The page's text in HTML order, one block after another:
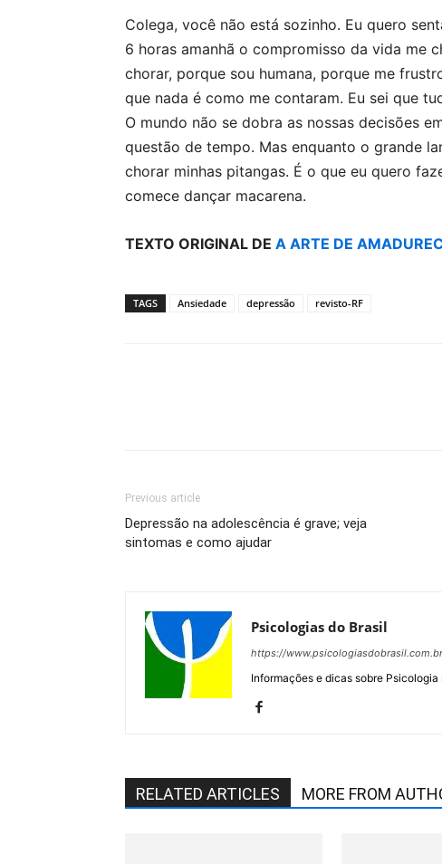
Colega, você não está sozinho. Eu quero
6 horas amanhã o compromisso da vida me
chorar, porque sou humana, porque me
que nada é como me contaram. Eu sei que
O mundo não se dobra as nossas decisões
questão de tempo. Mas enquanto o grande
chorar minhas pitangas. É o que eu quero
comece dançar macarena.
TEXTO ORIGINAL DE A ARTE DE
TAGS Ansiedade depressão revisto-RF
Previous article
Depressão na adolescência é grave; veja
sintomas e como ajudar
Psicologias do Brasil
https://www.psicologiasdobrasil.com.br
Informações e dicas sobre
RELATED ARTICLES MORE FROM